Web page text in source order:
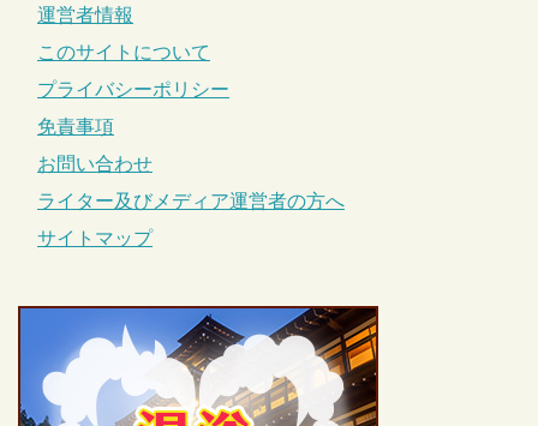
運営者情報
このサイトについて
プライバシーポリシー
免責事項
お問い合わせ
ライター及びメディア運営者の方へ
サイトマップ